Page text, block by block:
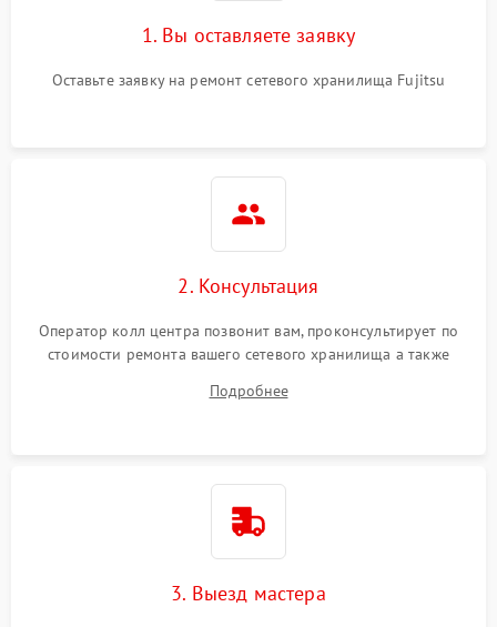
1. Вы оставляете заявку
Оставьте заявку на ремонт сетевого хранилища Fujitsu
2. Консультация
Оператор колл центра позвонит вам, проконсультирует по
стоимости ремонта вашего сетевого хранилища а также
Подробнее
3. Выезд мастера